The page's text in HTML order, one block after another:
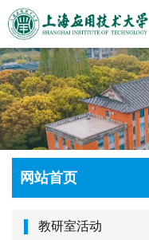
网站首页
教研室活动